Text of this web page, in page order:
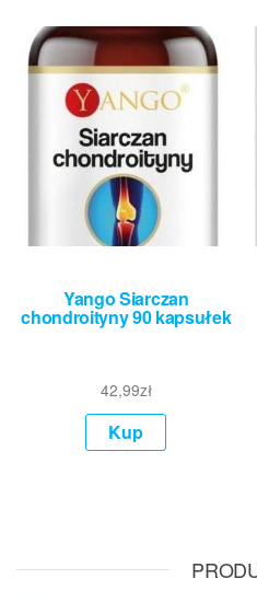
Yango Siarczan
chondroityny 90 kapsułek
42,99zł
Kup